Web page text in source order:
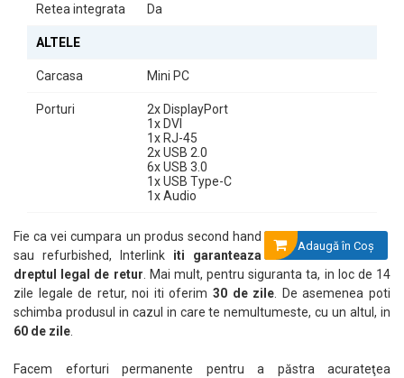
Retea integrata Da
ALTELE
Carcasa Mini PC
Porturi
2x DisplayPort
1x DVI
1x RJ-45
2x USB 2.0
6x USB 3.0
1x USB Type-C
1x Audio
Adaugă în Coş
Fie ca vei cumpara un produs second hand
sau refurbished, Interlink iti garanteaza
dreptul legal de retur. Mai mult, pentru siguranta ta, in loc de 14
zile legale de retur, noi iti oferim30 de zile. De asemenea poti
schimba produsul in cazul in care te nemultumeste, cu un altul, in
60 de zile.
Facem eforturi permanente pentru a păstra acurateţea